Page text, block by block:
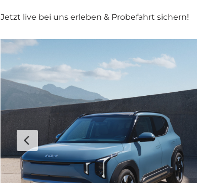
Jetzt live bei uns erle­ben & Pro­be­fahrt sichern!